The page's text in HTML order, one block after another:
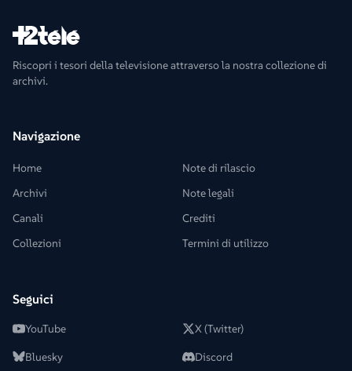
Riscopri i tesori della televisione attraverso la nostra collezione di
archivi.
Navigazione
Home
Archivi
Canali
Collezioni
Note di rilascio
Note legali
Crediti
Termini di utilizzo
Seguici
YouTube
X (Twitter)
Bluesky
Discord